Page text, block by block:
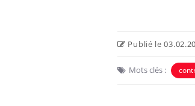
Publié le
Mots clés :
Eczéma Chronique des